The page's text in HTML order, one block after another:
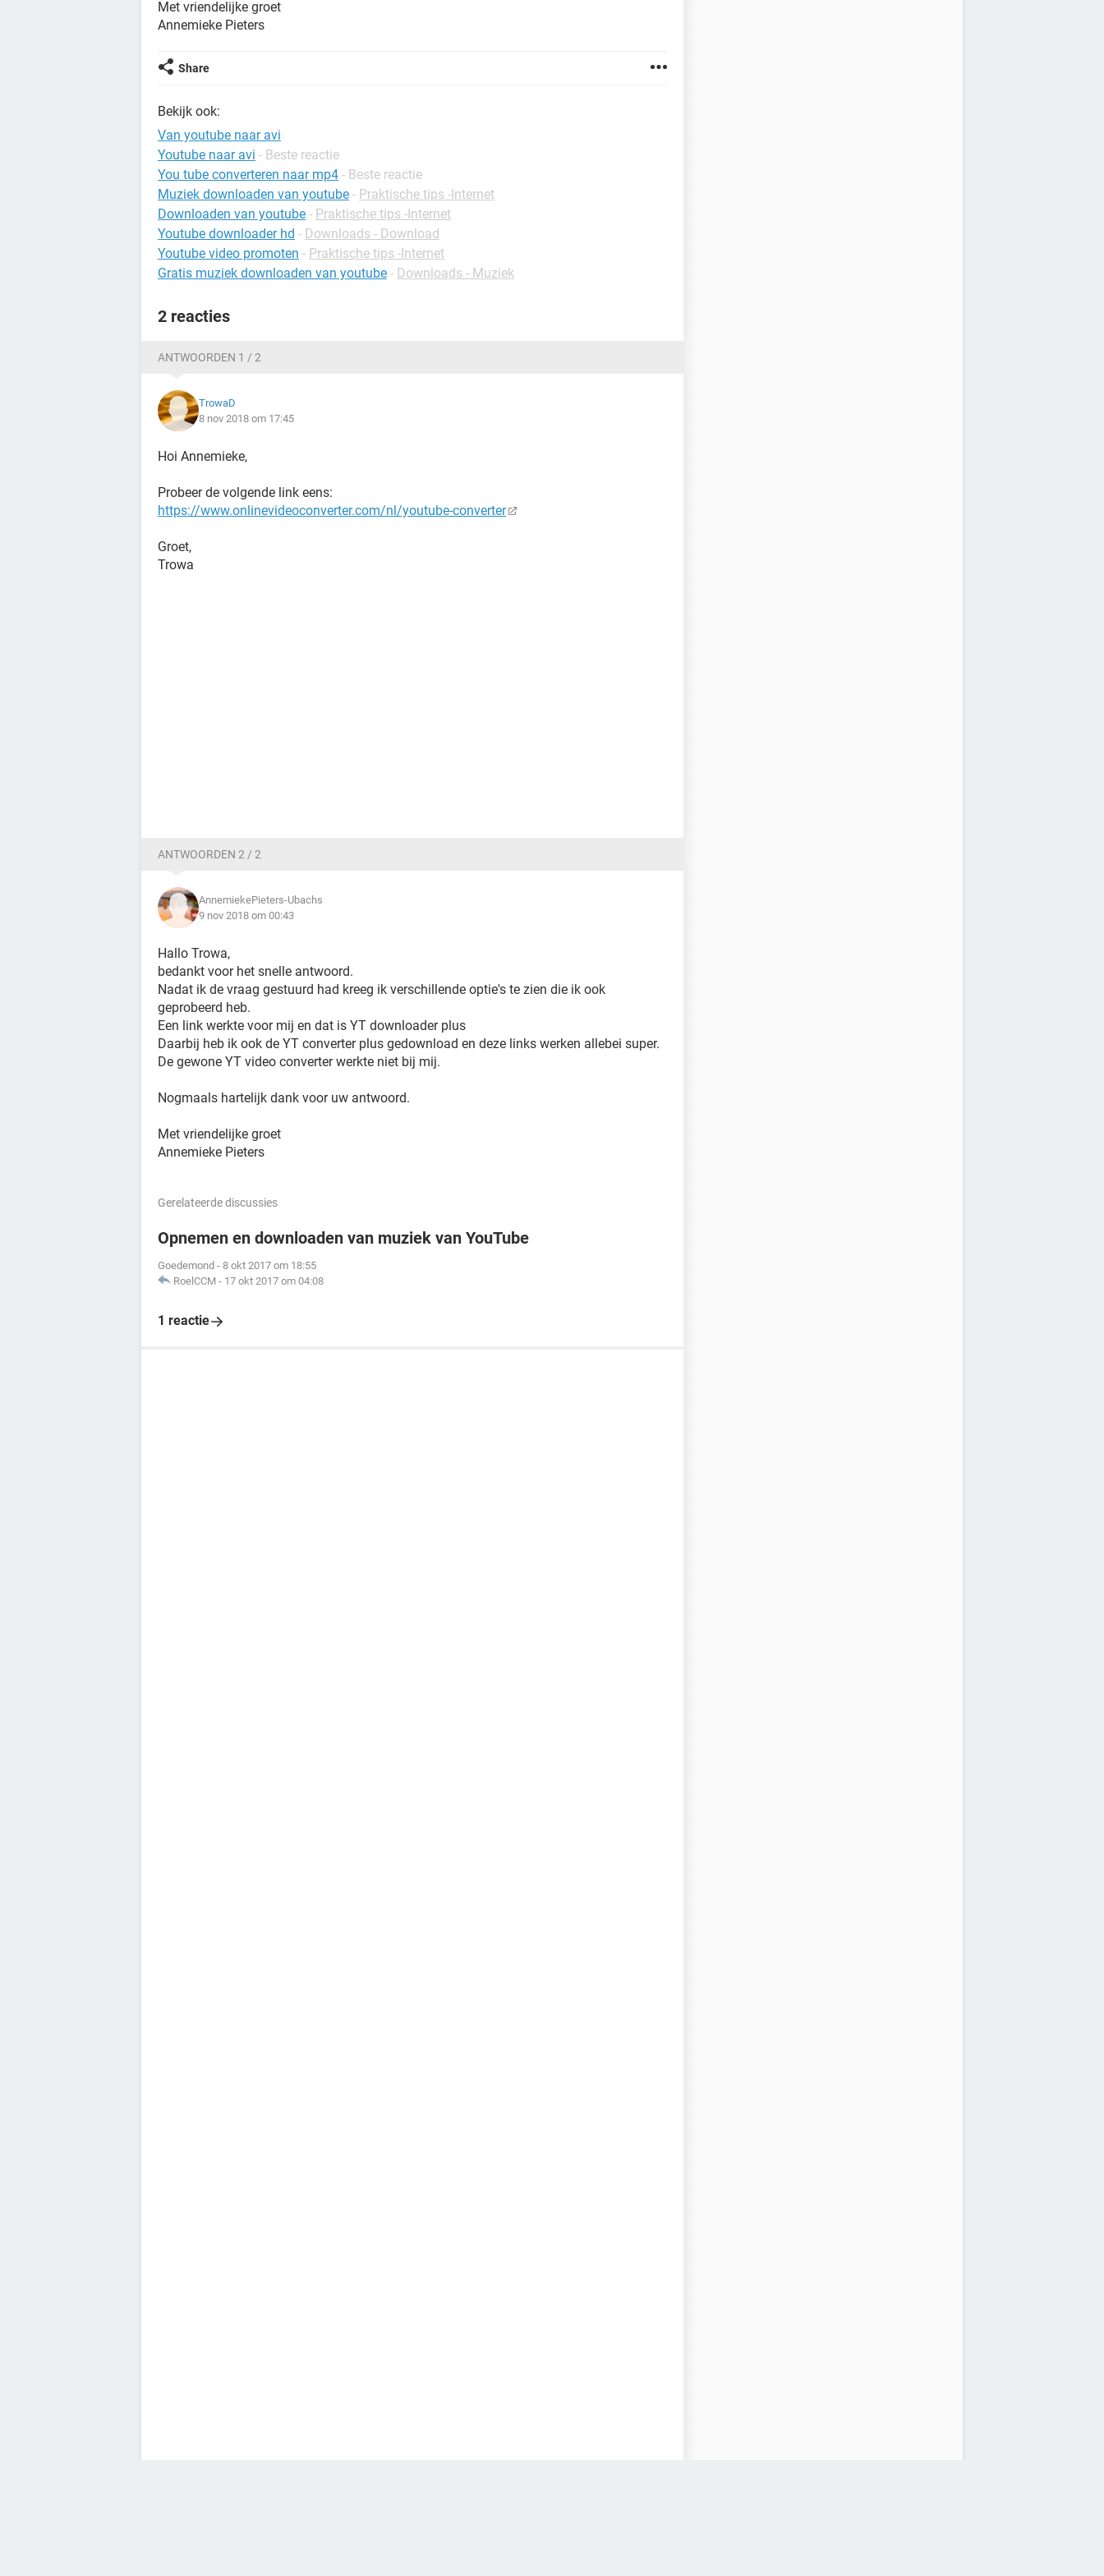
Met vriendelijke groet
Annemieke Pieters
Share
Bekijk ook:
Van youtube naar avi
Youtube naar avi - Beste reactie
You tube converteren naar mp4 - Beste reactie
Muziek downloaden van youtube - Praktische tips -Internet
Downloaden van youtube - Praktische tips -Internet
Youtube downloader hd - Downloads - Download
Youtube video promoten - Praktische tips -Internet
Gratis muziek downloaden van youtube - Downloads - Muziek
2 reacties
ANTWOORDEN 1 / 2
TrowaD
8 nov 2018 om 17:45
Hoi Annemieke,
Probeer de volgende link eens:
https://www.onlinevideoconverter.com/nl/youtube-converter
Groet,
Trowa
ANTWOORDEN 2 / 2
AnnemiekePieters-Ubachs
9 nov 2018 om 00:43
Hallo Trowa,
bedankt voor het snelle antwoord.
Nadat ik de vraag gestuurd had kreeg ik verschillende optie's te zien die ik ook
geprobeerd heb.
Een link werkte voor mij en dat is YT downloader plus
Daarbij heb ik ook de YT converter plus gedownload en deze links werken allebei super.
De gewone YT video converter werkte niet bij mij.
Nogmaals hartelijk dank voor uw antwoord.
Met vriendelijke groet
Annemieke Pieters
Gerelateerde discussies
Opnemen en downloaden van muziek van YouTube
Goedemond - 8 okt 2017 om 18:55
RoelCCM - 17 okt 2017 om 04:08
1 reactie